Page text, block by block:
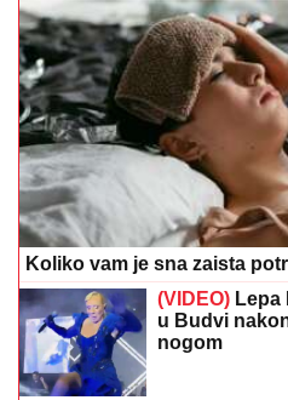
Koliko vam je sna zaista
(VIDEO) Lepa
u Budvi
nogom